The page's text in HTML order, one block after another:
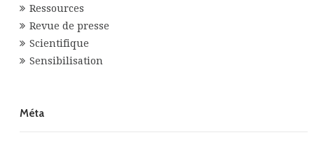
Ressources
Revue de presse
Scientifique
Sensibilisation
Méta